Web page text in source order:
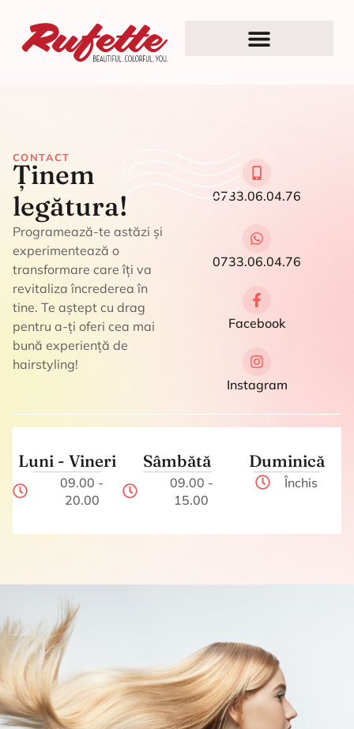
CONTACT
Ținem
legătura!
Programează-te astăzi și
experimentează o
transformare care îți va
revitaliza încrederea în
tine. Te aștept cu drag
pentru a-ți oferi cea mai
bună experiență de
hairstyling!
0733.06.04.76
0733.06.04.76
Facebook
Instagram
Luni - Vineri
09.00 -
20.00
Sâmbătă
09.00 -
15.00
Duminică
Închis